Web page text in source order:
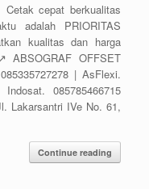
Cetak cepat berkualitas
adalah PRIORITAS
kualitas dan harga
ABSOGRAF OFFSET
| AsFlexi.
085785466715
Lakarsantri IVe No. 61,
Continue reading